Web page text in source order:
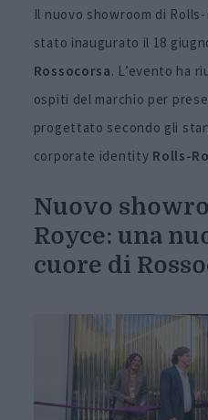
Il nuovo showroom di
stato inaugurato il 18
Rossocorsa. L’evento ha
ospiti del marchio per
progettato secondo gli
corporate identity Rolls-
Nuovo
Royce: una
cuore di